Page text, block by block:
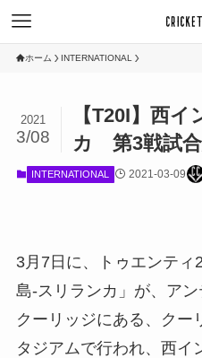
ホーム INTERNATIONAL
【T20I】西
カ 第3戦試
2021
3/08
INTERNATIONAL 2021-03-09
3月7日に、トゥエンテ
島-スリランカ」が、ア
クーリッジにある、クー
タジアムで行われ、西イ